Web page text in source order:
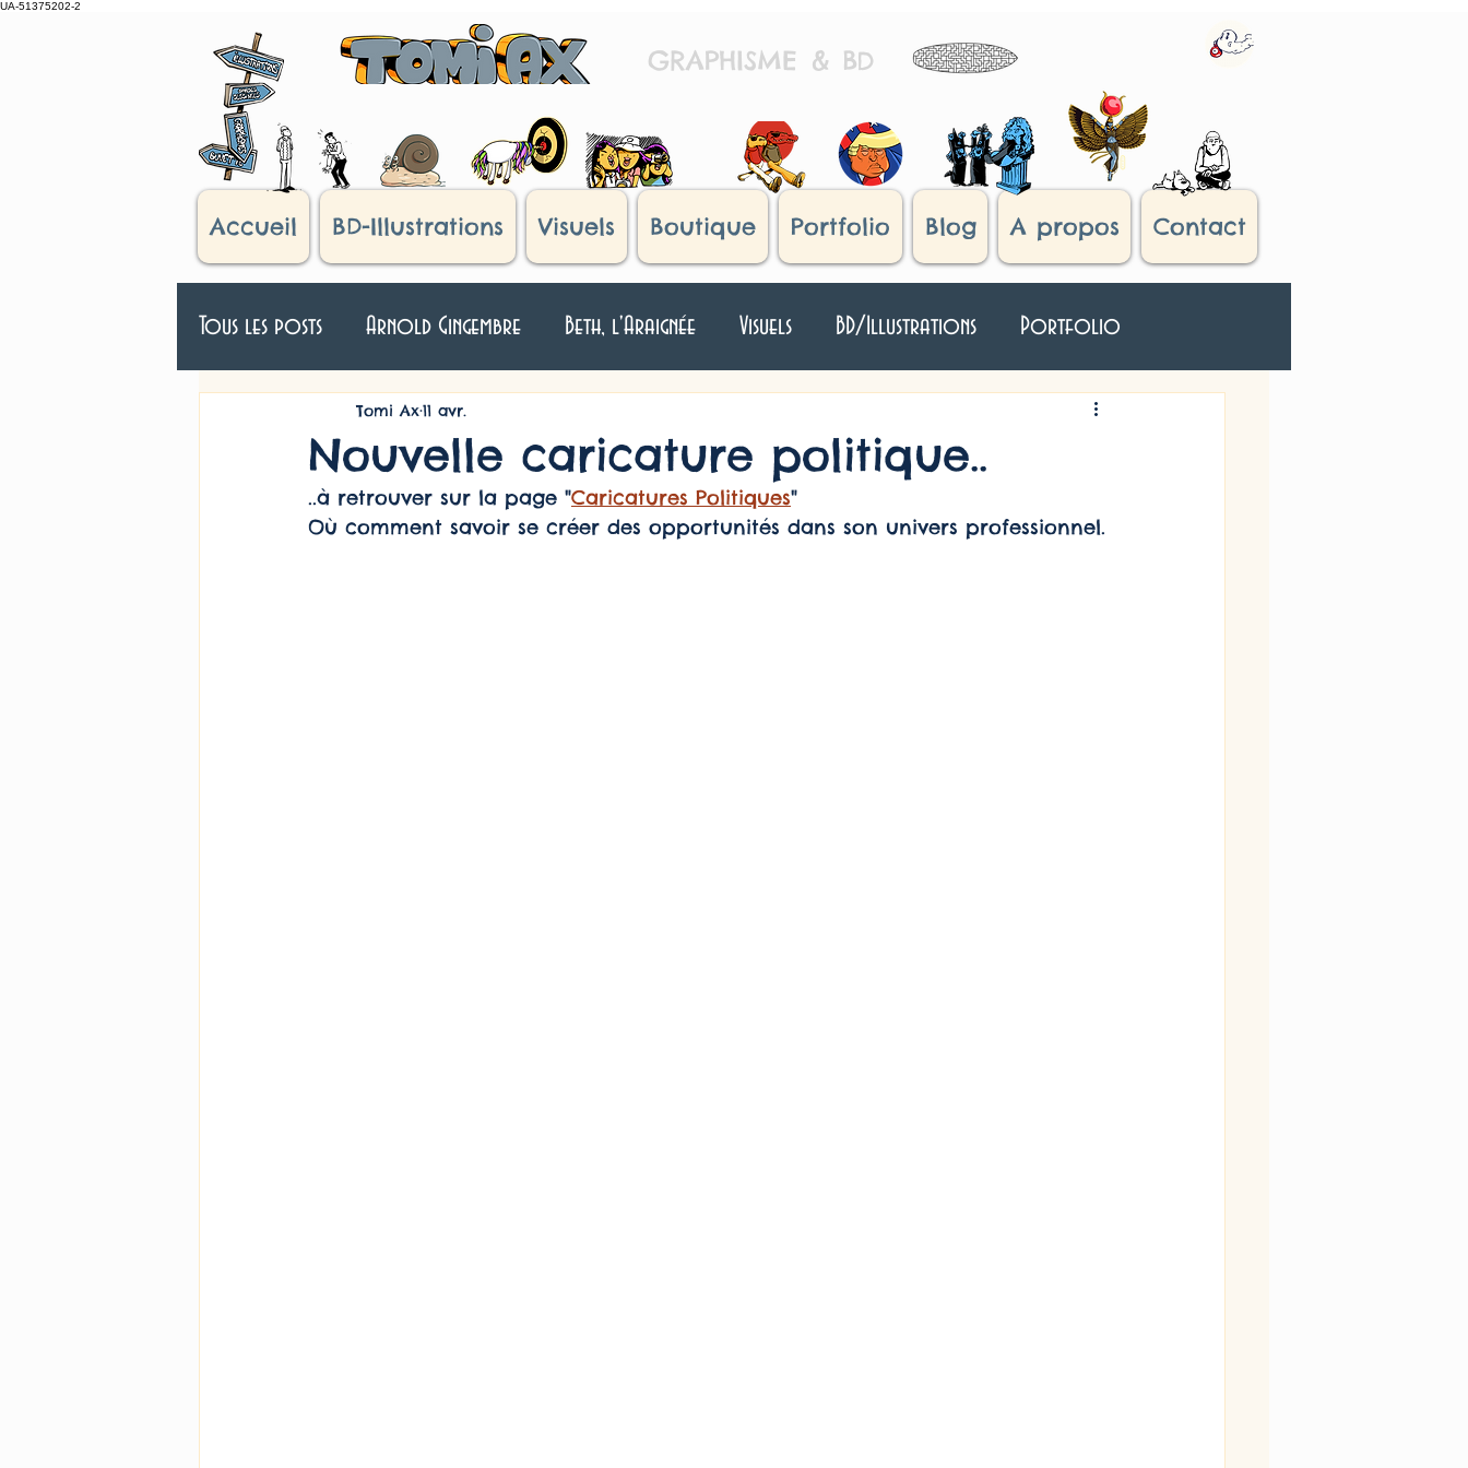
UA-51375202-2
Accueil BD-Illustrations Visuels Boutique Portfolio Blog A propos Contact
GRAPHISME & BD
Tous les posts Arnold Gingembre Beth, l'Araignée Visuels BD/Illustrations Portfolio
D'après réel Troisième Oeil
Le concept Jésus Politique cité cité
Nouvelle caricature politique..
Tomi Ax11 avr.
..à retrouver sur la page "Caricatures Politiques"
Où comment savoir se créer des opportunités dans son univers professionnel.